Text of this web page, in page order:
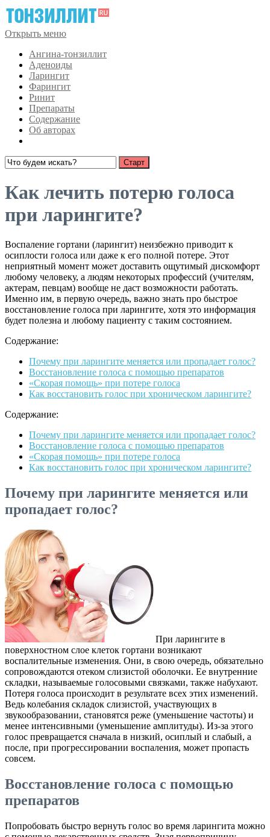
Открыть меню
Ангина-тонзиллит
Аденоиды
Ларингит
Фарингит
Ринит
Препараты
Содержание
Об авторах
Как лечить потерю голоса
при ларингите?
Воспаление гортани (ларингит) неизбежно приводит к
осиплости голоса или даже к его полной потере. Этот
неприятный момент может доставить ощутимый дискомфорт
любому человеку, а людям некоторых профессий (учителям,
актерам, певцам) вообще не даст возможности работать.
Именно им, в первую очередь, важно знать про быстрое
восстановление голоса при ларингите, хотя это информация
будет полезна и любому пациенту с таким состоянием.
Содержание:
Почему при ларингите меняется или пропадает голос?
Восстановление голоса с помощью препаратов
«Скорая помощь» при потере голоса
Как восстановить голос при хроническом ларингите?
Содержание:
Почему при ларингите меняется или пропадает голос?
Восстановление голоса с помощью препаратов
«Скорая помощь» при потере голоса
Как восстановить голос при хроническом ларингите?
Почему при ларингите меняется или
пропадает голос?
При ларингите в
поверхностном слое клеток гортани возникают
воспалительные изменения. Они, в свою очередь, обязательно
сопровождаются отеком слизистой оболочки. Ее внутренние
складки, называемые голосовыми связками, также набухают.
Потеря голоса происходит в результате всех этих изменений.
Ведь колебания складок слизистой, участвующих в
звукообразовании, становятся реже (уменьшение частоты) и
менее интенсивными (уменьшение амплитуды). Из-за этого
голос превращается сначала в низкий, осиплый и слабый, а
после, при прогрессировании воспаления, может пропасть
совсем.
Восстановление голоса с помощью
препаратов
Попробовать быстро вернуть голос во время ларингита можно